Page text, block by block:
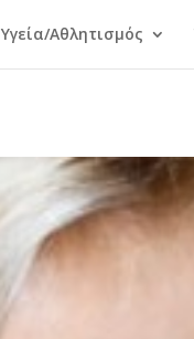
Υγεία/Αθλητισμός